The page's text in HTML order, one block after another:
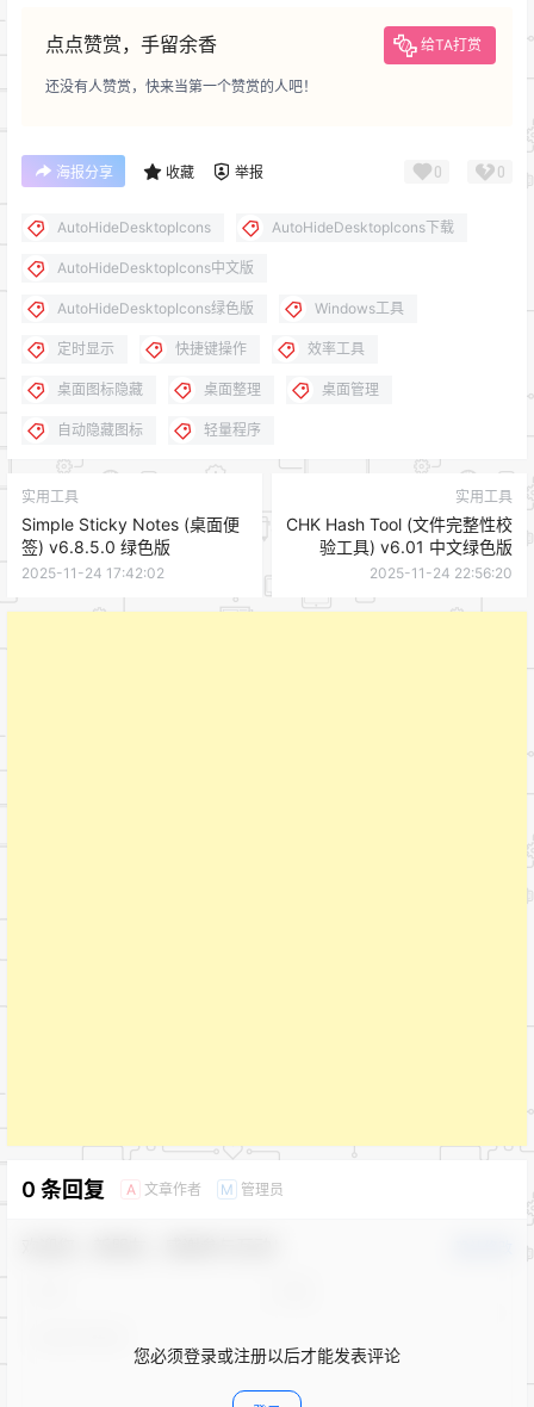
点点赞赏，手留余香 给TA打赏
还没有人赞赏，快来当第一个赞赏的人吧！
海报分享 收藏 举报 0 0
AutoHideDesktopIcons AutoHideDesktopIcons下载
AutoHideDesktopIcons中文版
AutoHideDesktopIcons绿色版 Windows工具
定时显示 快捷键操作 效率工具
桌面图标隐藏 桌面整理 桌面管理
自动隐藏图标 轻量程序
实用工具
Simple Sticky Notes (桌面便
签) v6.8.5.0 绿色版
2025-11-24 17:42:02
实用工具
CHK Hash Tool (文件完整性校
验工具) v6.01 中文绿色版
2025-11-24 22:56:20
0 条回复 A 文章作者 M 管理员
您必须登录或注册以后才能发表评论